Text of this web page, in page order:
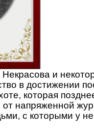
и
в достижении
которая
от напряженной
с которыми у